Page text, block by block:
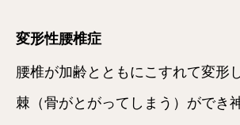
変形性腰椎症
腰椎が加齢とともにこすれて変形
棘（骨がとがってしまう）ができ